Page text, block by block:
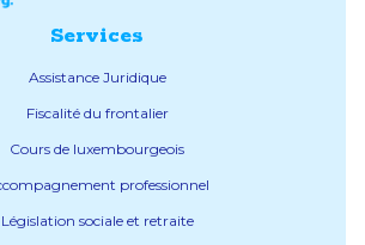
Services
Assistance Juridique
Fiscalité du frontalier
Cours de luxembourgeois
professionnel
Législation sociale et retraite